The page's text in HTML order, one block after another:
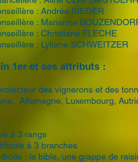
: Andrée BIEDER
: Marianne
: Christiane FLECHE
: Lyliane SCHWEITZER
1er et ses attributs :
des vignerons et des
Allemagne, Luxembourg,
à 3 rangs
à 3 branches
: la bible, une grappe de